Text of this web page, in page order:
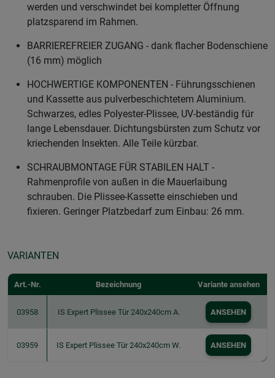
werden und verschwindet bei kompletter Öffnung
platzsparend im Rahmen.
BARRIEREFREIER ZUGANG - dank flacher Bodenschiene
(16 mm) möglich
HOCHWERTIGE KOMPONENTEN - Führungsschienen
und Kassette aus pulverbeschichtetem Aluminium.
Schwarzes, edles Polyester-Plissee, UV-beständig für
lange Lebensdauer. Dichtungsbürsten zum Schutz vor
kriechenden Insekten. Alle Teile kürzbar.
SCHRAUBMONTAGE FÜR STABILEN HALT -
Rahmenprofile von außen in die Mauerlaibung
schrauben. Die Plissee-Kassette einschieben und
fixieren. Geringer Platzbedarf zum Einbau: 26 mm.
VARIANTEN
Art.-Nr. Bezeichnung Variante ansehen
03958 IS Expert Plissee Tür 240x240cm A. ANSEHEN
03959 IS Expert Plissee Tür 240x240cm W. ANSEHEN